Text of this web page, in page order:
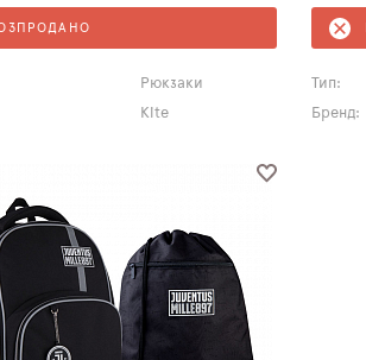
Рюкзаки
Kite
Тип:
Бренд: